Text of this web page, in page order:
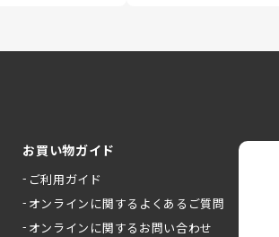
お買い物ガイド
ご利用ガイド
オンラインに関するよくあるご質問
オンラインに関するお問い合わせ